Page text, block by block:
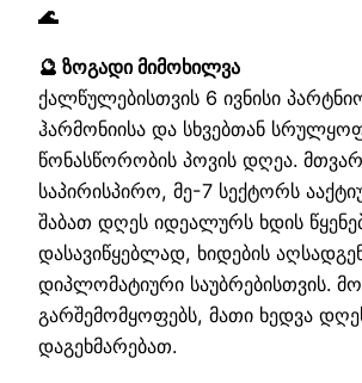
🌊
🔮 ზოგადი მიმოხილვა
ქალწულებისთვის 6 ივნისი
ჰარმონიისა და სხვებთან
წონასწორობის პოვის დღეა.
საპირისპირო, მე-7 სექტორს
შაბათ დღეს იდეალურს ხდის
დასავიწყებლად, ხიდების
დიპლომატიური საუბრებისთვის.
გარშემომყოფებს, მათი ხედვა
დაგეხმარებათ.